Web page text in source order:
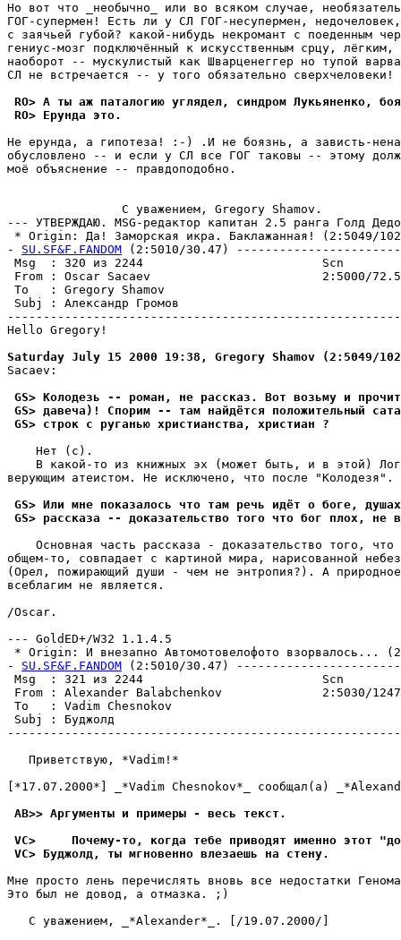
Но вот что _необычно_ или во всяком случае,
ГОГ-супермен! Есть ли у СЛ ГОГ-несупермен,
с заячьей губой? какой-нибудь некромант с поеденным
гениус-мозг подключённый к искусственным срцу,
наоборот -- мускулистый как Шварценеггер но тупой
СЛ не встречается -- у того обязательно сверхчеловеки!
RO> А ты аж паталогию yглядел, синдром Лyкьяненко,
RO> Еpyнда это.
Не ерунда, а гипотеза! :-) .И не боязнь, а зависть-
обусловлено -- и если у СЛ все ГОГ таковы -- этому
моё объяснение -- правдоподобно.
                C уважением, Gregory Shamov.
--- УТВЕРЖДАЮ. MSG-редактор капитан 2.5 ранга Голд
* Origin: Да! Заморская икра. Баклажанная! (2:5049/
- SU.SF&F.FANDOM (2:5010/30.47)
Msg  : 320 из 2244
From : Oscar Sacaev                        2:5000/
To   : Gregory Shamov
Subj :
Hello Gregory!
Saturday July 15 2000 19:38, Gregory Shamov (2:5049/
Sacaev:
GS> Колодезь -- роман, не рассказ. Вот возьму и
GS> давеча)! Спорим -- там найдётся положительный
GS> строк с руганью христианства, христиан ?
    Нет (c).
В какой-то из книжных эх (может быть, и в этой)
верующим атеистом. Не исключено, что после "Колодезя".
GS> Или мне показалось что там речь идёт о боге,
GS> рассказа -- доказательство того что бог плох, не
Основная часть рассказа - доказательство того, что
общем-то, совпадает с картиной мира, нарисованной
(Орел, пожирающий души - чем не энтропия?). А
всеблагим не является.
/Oscar.
--- GoldED+/W32 1.1.4.5
* Origin: И внезапно Автомотовелофото взорвалось...
- SU.SF&F.FANDOM (2:5010/30.47)
Msg  : 321 из 2244
From : Alexander Balabchenkov              2:5030/
To   : Vadim Chesnokov
Subj :
   Приветствую, *Vadim!*
[*17.07.2000*] _*Vadim Chesnokov*_ сообщал(а)
AB>> Аргументы и примеры - весь текст.
VC>     Почему-то, когда тебе приводят именно этот
VC> Буджолд, ты мгновенно влезаешь на стену.
Мне просто лень перечислять вновь все недостатки
Это был не довод, а отмазка. ;)
   С уважением, _*Alexander*_. [/19.07.2000/]